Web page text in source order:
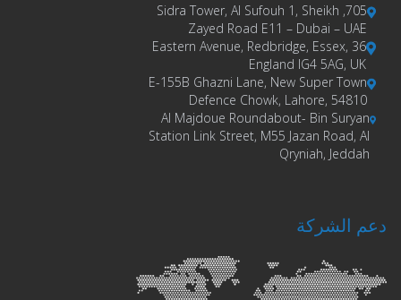
705, Sidra Tower, Al Sufouh 1, Sheikh
Zayed Road E11 – Dubai – UAE
36 Eastern Avenue, Redbridge, Essex,
England IG4 5AG, UK
E-155B Ghazni Lane, New Super Town
Defence Chowk, Lahore, 54810
Al Majdoue Roundabout- Bin Suryan
Station Link Street, M55 Jazan Road, Al
Qryniah, Jeddah
دعم الشركة